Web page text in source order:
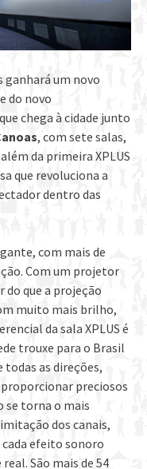
ganhará um novo
do novo
chega à cidade junto
, com sete salas,
da primeira XPLUS
que revoluciona a
dentro das
com mais de
Com um projetor
do que a projeção
muito mais brilho,
da sala XPLUS é
trouxe para o Brasil
todas as direções,
preciosos
se torna o mais
dos canais,
efeito sonoro
São mais de 54